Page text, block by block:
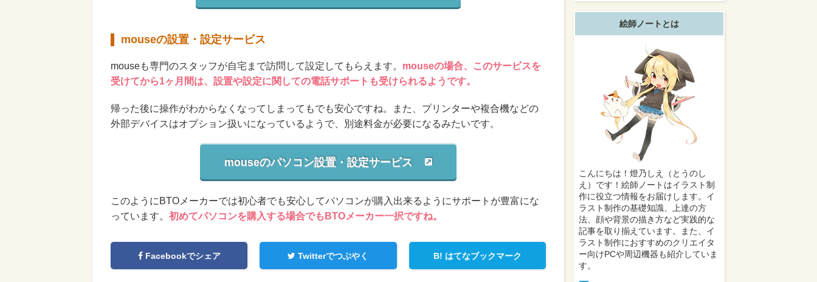
mouseの設置・設定サービス
mouseも専門のスタッフが自宅まで訪問して設定してもらえます。 mouseの場合、このサービスを
受けてから1ヶ月間は、設置や設定に関しての電話サポートも受けられるようです。
帰った後に操作がわからなくなってしまってもでも安心ですね。また、プリンターや複合機などの
外部デバイスはオプション扱いになっているようで、別途料金が必要になるみたいです。
mouseのパソコン設置・設定サービス
このようにBTOメーカーでは初心者でも安心してパソコンが購入出来るようにサポートが豊富にな
っています。 初めてパソコンを購入する場合でもBTOメーカー一択ですね。
Facebookでシェア Twitterでつぶやく B! はてなブックマーク
絵師ノートとは
こんにちは！燈乃しえ（とうのし
え）です！絵師ノートはイラスト制
作に役立つ情報をお届けします。イ
ラスト制作の基礎知識、上達の方
法、顔や背景の描き方など実践的な
記事を取り揃えています。また、イ
ラスト制作におすすめのクリエイタ
ー向けPCや周辺機器も紹介していま
す。